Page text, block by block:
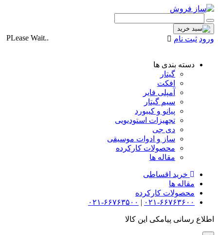
PLease Wait.. ورود ثبت نام
دسته بندی ها
گیتار
افکت
آمپلی فایر
سیم گیتار
پیانو و کیبورد
تجهیزات استودیویی
دی جی
ساز و ادوات موسیقی
محصولات کارکرده
مقاله ها
خرید اقساطی
مقاله ها
محصولات کارکرده
۰۲۱-۶۶۷۶۳۶۰۰ | ۰۲۱-۶۶۷۶۳۵۰۰
اطلاع رسانی پیامکی این کالا